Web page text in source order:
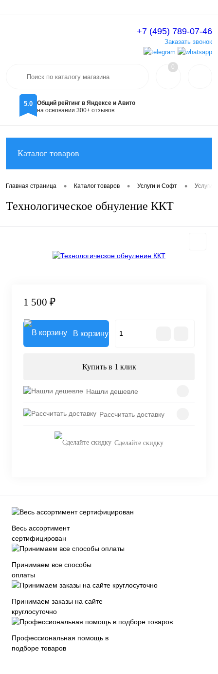
Вход
+7 (495) 789-07-46
Заказать звонок
5.0
Общий рейтинг в Яндексе и Авито
на основании 300+ отзывов
0
Каталог товаров
Главная страница • Каталог товаров • Услуги и Софт • Услуги
Технологическое обнуление ККТ
1 500 ₽
В корзину
Купить в 1 клик
Нашли дешевле
Рассчитать доставку
Сделайте скидку
Весь ассортимент
сертифицирован
Принимаем все способы
оплаты
Принимаем заказы на сайте
круглосуточно
Профессиональная помощь в
подборе товаров